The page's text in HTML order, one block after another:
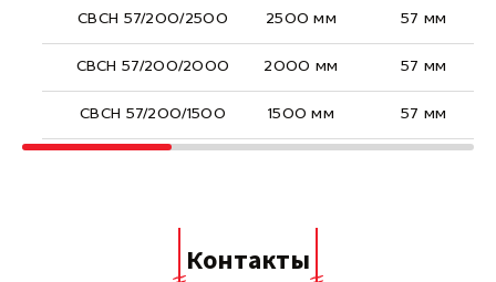
СВСН 57/200/2500 2500 мм 57 мм
СВСН 57/200/2000 2000 мм 57 мм
СВСН 57/200/1500 1500 мм 57 мм
Контакты